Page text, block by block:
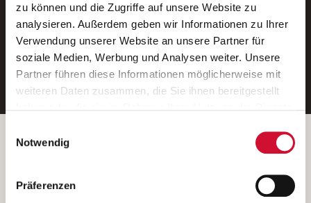
zu können und die Zugriffe auf unsere Website zu
analysieren. Außerdem geben wir Informationen zu Ihrer
Verwendung unserer Website an unsere Partner für
soziale Medien, Werbung und Analysen weiter. Unsere
Partner führen diese Informationen möglicherweise mit
weiteren Daten zusammen, die Sie ihnen bereitgestellt
Wenn Sie auf „Cookies zulassen“ klicken, so stimmen
Sie der Speicherung sämtlicher Cookies zu. Sie können
Ihre Einwilligung selbstverständlich jederzeit widerrufen,
indem Sie die Cookie-Einstellungen aufrufen und diese
Notwendig
Präferenzen
Ein kostenloser Service von AWO
Jobs.
E-Mail-Adresse eintragen
Betreiber der Webseite
Kantstraße 45a